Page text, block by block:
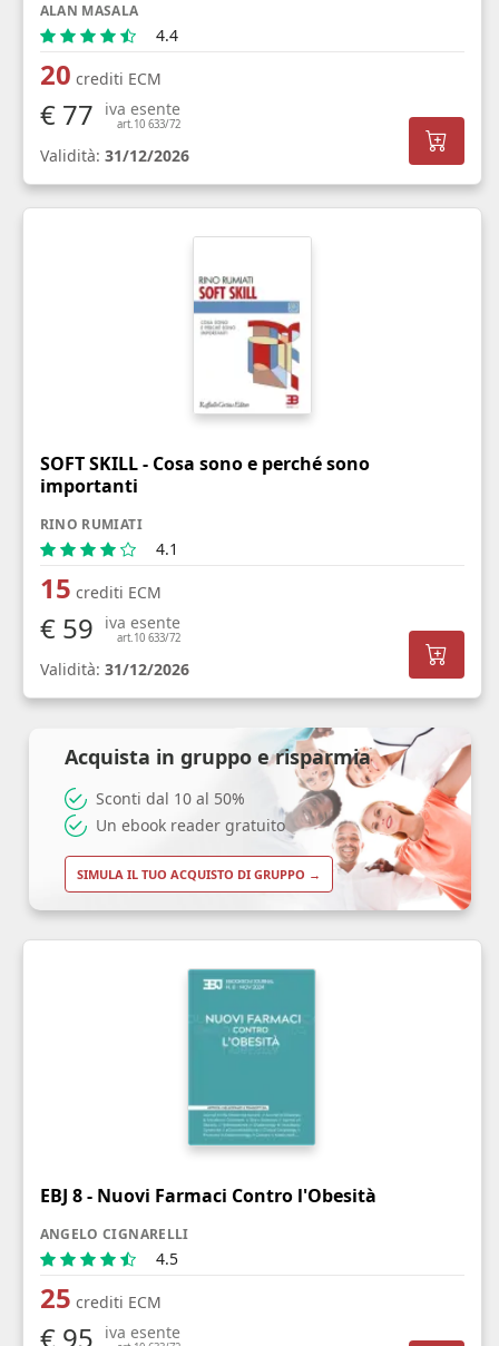
ALAN MASALA
4.4
20 crediti ECM
€ 77 iva esente
art.10 633/72
Validità: 31/12/2026
SOFT SKILL - Cosa sono e perché sono
importanti
RINO RUMIATI
4.1
15 crediti ECM
€ 59 iva esente
art.10 633/72
Validità: 31/12/2026
EBJ 8 - Nuovi Farmaci Contro l'Obesità
ANGELO CIGNARELLI
4.5
25 crediti ECM
€ 95 iva esente
Acquista in gruppo e risparmia
Sconti dal 10 al 50%
Un ebook reader gratuito
SIMULA IL TUO ACQUISTO DI GRUPPO →